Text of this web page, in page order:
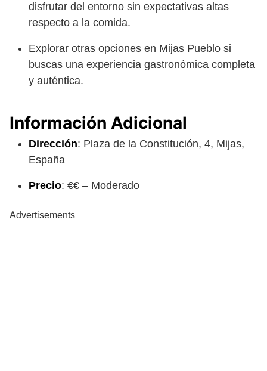
disfrutar del entorno sin expectativas altas
respecto a la comida.
Explorar otras opciones en Mijas Pueblo si
buscas una experiencia gastronómica completa
y auténtica.
Información Adicional
Dirección: Plaza de la Constitución, 4, Mijas,
España
Precio: €€ – Moderado
Advertisements